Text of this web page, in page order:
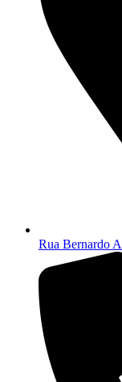
Rua Bernardo